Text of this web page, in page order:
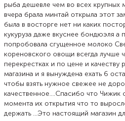
рыба дешевле чем во всех крупных
вчера брала минтай открыла этот
была в восторге нет ни каких
кукуруза даже вкуснее бондюэля а
попробовала сгущенное молоко
кореновского овощи всегда лучше
перекрестках и по цене и
магазина и я вынуждена ехать 6
чтобы взять нужное свежее не
качественное....Спасибо что
момента их открытия что то
держать ...Это настоящий магазин